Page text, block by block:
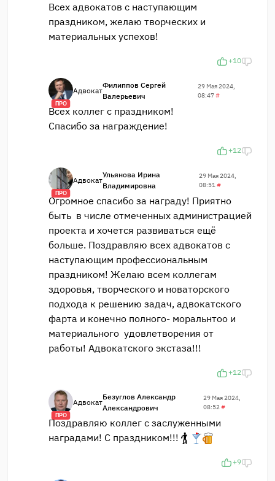
Всех адвокатов с наступающим
праздником, желаю творческих и
материальных успехов!
+10
ПРО
Адвокат
Филиппов Сергей
Валерьевич
29 Мая 2024,
08:47#
Всех коллег с праздником!
Спасибо за награждение!
+12
ПРО
Адвокат
Ульянова Ирина
Владимировна
29 Мая 2024,
08:51#
Огромное спасибо за награду! Приятно
быть в числе отмеченных администрацией
проекта и хочется развиваться ещё
больше. Поздравляю всех адвокатов с
наступающим профессиональным
праздником! Желаю всем коллегам
здоровья, творческого и новаторского
подхода к решению задач, адвокатского
фарта и конечно полного- моральнтоо и
материального удовлетворения от
работы! Адвокатского экстаза!!!
+12
ПРО
Адвокат
Безуглов Александр
Александрович
29 Мая 2024,
08:52#
Поздравляю коллег с заслуженными
наградами! С праздником!!!
+9